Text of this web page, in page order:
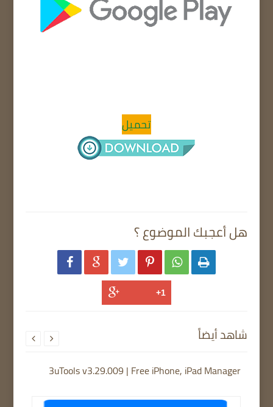
تحميل
هل أعجبك الموضوع ؟
     
شاهد أيضاً
3uTools v3.29.009 | Free iPhone, iPad Manager
 